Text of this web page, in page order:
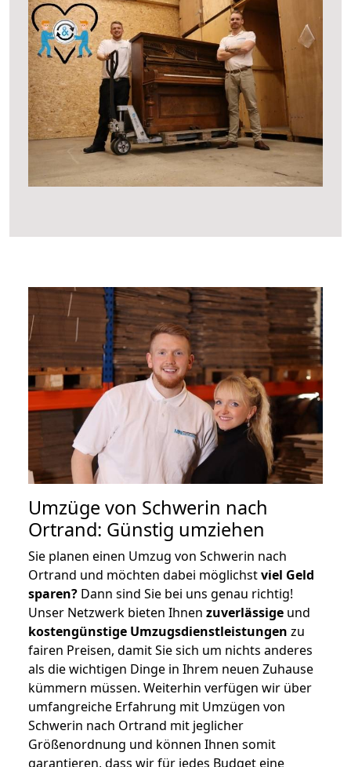
Umzüge von Schwerin nach
Ortrand: Günstig umziehen
Sie planen einen Umzug von Schwerin nach
Ortrand und möchten dabei möglichstviel Geld
sparen? Dann sind Sie bei uns genau richtig!
Unser Netzwerk bieten Ihnen zuverlässige und
kostengünstige Umzugsdienstleistungen zu
fairen Preisen, damit Sie sich um nichts anderes
als die wichtigen Dinge in Ihrem neuen Zuhause
kümmern müssen. Weiterhin verfügen wir über
umfangreiche Erfahrung mit Umzügen von
Schwerin nach Ortrand mit jeglicher
Größenordnung und können Ihnen somit
garantieren, dass wir für jedes Budget eine